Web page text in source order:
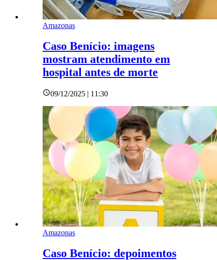
Amazonas
Caso Benício: imagens
mostram atendimento em
hospital antes de morte
09/12/2025 | 11:30
Amazonas
Caso Benício: depoimentos